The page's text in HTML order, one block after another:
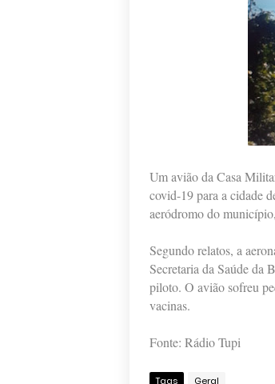
Um avião da Casa
covid-19 para a cidade
aeródromo do
Segundo relatos, a
Secretaria da Saúde da
piloto. O avião sofreu
vacinas.
Fonte: Rádio Tupi
Tags Geral